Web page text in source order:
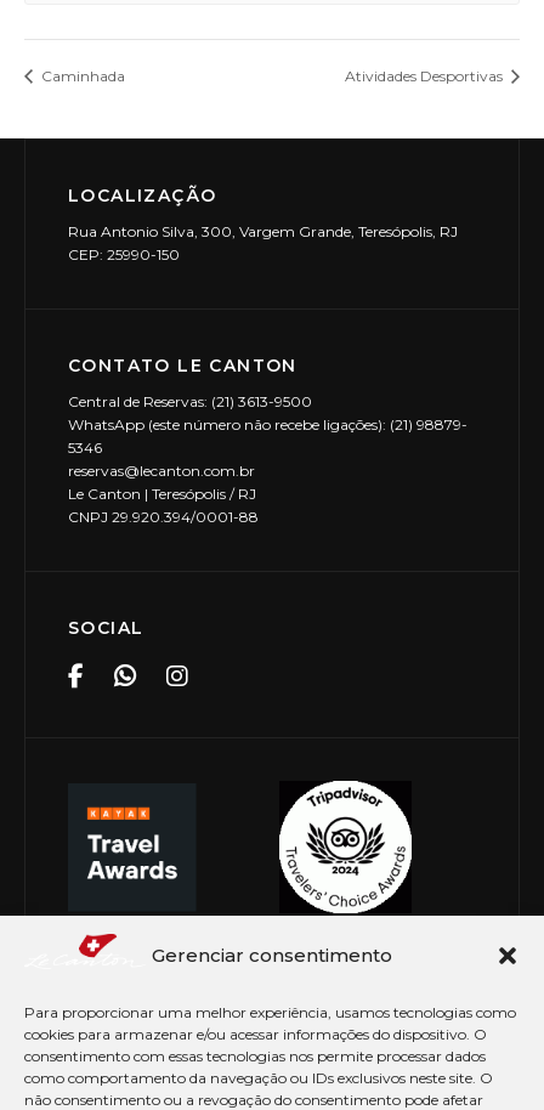
Gerenciar consentimento
Para proporcionar uma melhor experiência, usamos tecnologias como
cookies para armazenar e/ou acessar informações do dispositivo. O
consentimento com essas tecnologias nos permite processar dados
como comportamento da navegação ou IDs exclusivos neste site. O
não consentimento ou a revogação do consentimento pode afetar
Caminhada Atividades Desportivas
LOCALIZAÇÃO
Rua Antonio Silva, 300, Vargem Grande, Teresópolis, RJ
CEP: 25990-150
CONTATO LE CANTON
Central de Reservas: (21) 3613-9500
WhatsApp (este número não recebe ligações): (21) 98879-
5346
reservas@lecanton.com.br
Le Canton | Teresópolis / RJ
CNPJ 29.920.394/0001-88
SOCIAL